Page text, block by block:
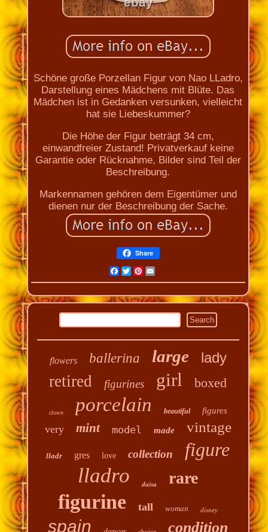
Schöne große Porzellan Figur von Nao LLadro,
Darstellung eines Mädchens mit Blüte. Das
Mädchen ist in Gedanken versunken, vielleicht
hat sie Liebeskummer?
Die Höhe der Figur beträgt 34 cm,
einwandfreier Zustand! Privatverkauf keine
Garantie oder Rücknahme, Bilder sind Teil der
Beschreibung.
Markennamen gehören dem Eigentümer und
dienen nur der Beschreibung der Sache.
Share
Facebook
Twitter
Pinterest
Email
flowers ballerina large lady
retired figurines girl boxed
clown porcelain beautiful figures
very mint model made vintage
lladr gres love collection figure
lladro daisa rare
figurine tall woman disney
spain condition